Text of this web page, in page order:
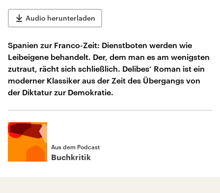
Audio herunterladen
Spanien zur Franco-Zeit: Dienstboten werden wie
Leibeigene behandelt. Der, dem man es am wenigsten
zutraut, rächt sich schließlich. Delibes‘ Roman ist ein
moderner Klassiker aus der Zeit des Übergangs von
der Diktatur zur Demokratie.
Aus dem Podcast
Buchkritik